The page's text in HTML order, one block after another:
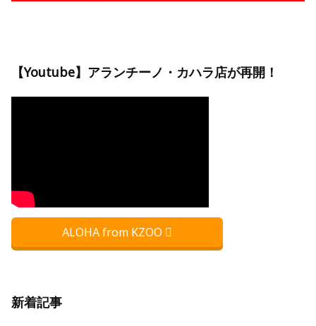
【Youtube】アランチーノ・カハラ店が再開！
ALOHA from KZOO
新着記事